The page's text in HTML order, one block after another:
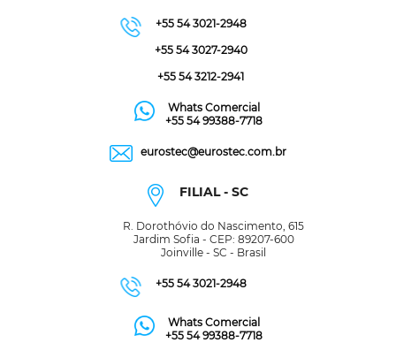
+55 54 3021-2948
+55 54 3027-2940
+55 54 3212-2941
Whats Comercial
+55 54 99388-7718
eurostec@eurostec.com.br
FILIAL - SC
R. Dorothóvio do Nascimento, 615
Jardim Sofia - CEP: 89207-600
Joinville - SC - Brasil
+55 54 3021-2948
Whats Comercial
+55 54 99388-7718